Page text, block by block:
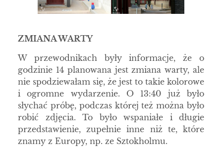
ZMIANA WARTY
W przewodnikach były informacje, że o
godzinie 14 planowana jest zmiana warty, ale
nie spodziewałam się, że jest to takie kolorowe
i ogromne wydarzenie. O 13:40 już było
słychać próbę, podczas której też można było
robić zdjęcia. To było wspaniałe i długie
przedstawienie, zupełnie inne niż te, które
znamy z Europy, np. ze Sztokholmu.